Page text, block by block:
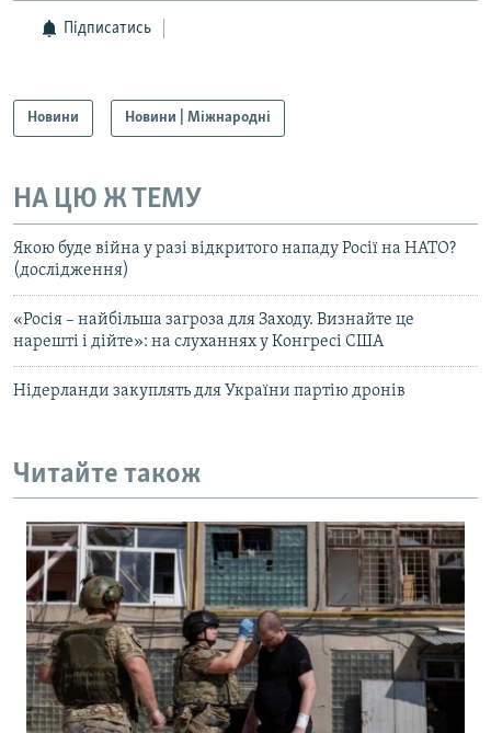
Підписатись
Новини Новини | Міжнародні
НА ЦЮ Ж ТЕМУ
Якою буде війна у разі відкритого нападу Росії на НАТО?
(дослідження)
«Росія – найбільша загроза для Заходу. Визнайте це
нарешті і дійте»: на слуханнях у Конгресі США
Нідерланди закуплять для України партію дронів
Читайте також